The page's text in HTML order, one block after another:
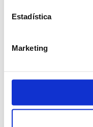
Estadística
Marketing
Mujer, deseo y
la manera de
Como superar el
una experiencia